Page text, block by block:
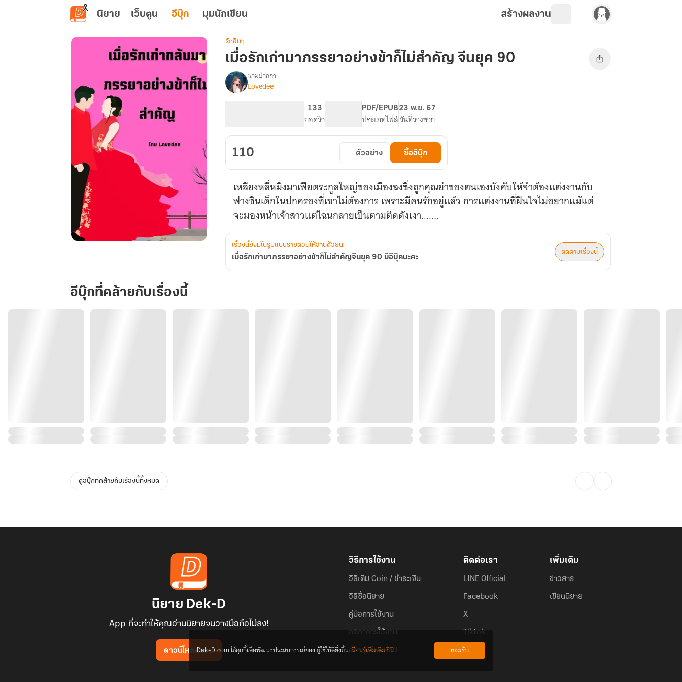
ข้ามไปยังเนื้อหาหลัก
นิยาย เว็บตูน อีบุ๊ก มุมนักเขียน สร้างผลงาน
มา
ภรรยา
อย่าง
รักอื่นๆ
เมื่อรักเก่ามาภรรยาอย่างข้าก็ไม่สำคัญ จีนยุค 90
เรื่อง
เมื่อ
ภรรยา
อย่าง
ก็
สำคัญ
จีน
90
อี
บุ๊ค
นะคะ
นามปากกา
Lovedee
133
ยอดวิว
PDF/EPUB
ประเภทไฟล์
23 พ.ย. 67
วันที่วางขาย
110 ตัวอย่าง ซื้ออีบุ๊ก
เหลียงหลี่หมิงมาเฟียตระกูลใหญ่ของเมืองฉงชิ่งถูกคุณย่าของตนเองบังคับให้จำต้องแต่งงานกับ
ฟางซินเด็กในปกครองที่เขาไม่ต้องการ เพราะมีคนรักอยู่แล้ว การแต่งงานที่ฝืนใจไม่อยากแม้แต่
จะมองหน้าเจ้าสาวแต่ไฉนกลายเป็นตามติดดังเงา.......
เรื่องนี้ยังมีในรูปแบบรายตอนให้อ่านด้วยนะ
เมื่อรักเก่ามาภรรยาอย่างข้าก็ไม่สำคัญจีนยุค 90 มีอีบุ๊คนะคะ
ติดตามเรื่องนี้
อีบุ๊กที่คล้ายกับเรื่องนี้
ดูอีบุ๊กที่คล้ายกับเรื่องนี้ทั้งหมด
นิยาย Dek-D
App ที่จะทำให้คุณอ่านนิยายจนวางมือถือไม่ลง!
ดาวน์โหลดแอป
วิธีการใช้งาน
วิธีเติม Coin / ชำระเงิน
วิธีซื้อนิยาย
คู่มือการใช้งาน
กติกาการใช้งาน
คำถามที่พบบ่อย
ติดต่อเรา
LINE Official
Facebook
X
Tiktok
เพิ่มเติม
ข่าวสาร
เขียนนิยาย
Dek-D.com ใช้คุกกี้เพื่อพัฒนาประสบการณ์ของ ผู้ใช้ให้ดียิ่งขึ้นเรียนรู้เพิ่มเติมที่นี่ ยอมรับ